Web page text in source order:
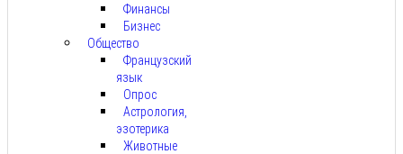
Финансы
Бизнес
Общество
Французский
язык
Опрос
Астрология,
эзотерика
Животные